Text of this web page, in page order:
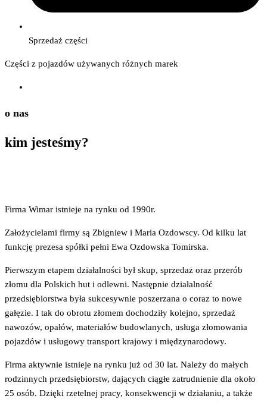
Sprzedaż części
Części z pojazdów używanych różnych marek
o nas
kim jesteśmy?
Firma Wimar istnieje na rynku od 1990r.
Założycielami firmy są Zbigniew i Maria Ozdowscy. Od kilku lat
funkcję prezesa spółki pełni Ewa Ozdowska Tomirska.
Pierwszym etapem działalności był skup, sprzedaż oraz przerób
złomu dla Polskich hut i odlewni. Następnie działalność
przedsiębiorstwa była sukcesywnie poszerzana o coraz to nowe
gałęzie. I tak do obrotu złomem dochodziły kolejno, sprzedaż
nawozów, opałów, materiałów budowlanych, usługa złomowania
pojazdów i usługowy transport krajowy i międzynarodowy.
Firma aktywnie istnieje na rynku już od 30 lat. Należy do małych
rodzinnych przedsiębiorstw, dających ciągłe zatrudnienie dla około
25 osób. Dzięki rzetelnej pracy, konsekwencji w działaniu, a także